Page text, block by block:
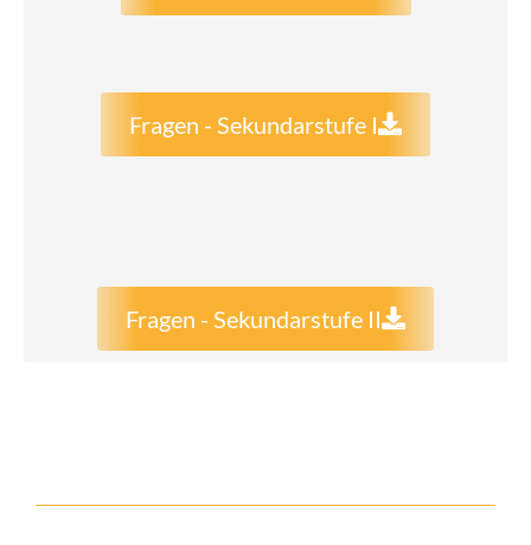
Fragen - Sekundarstufe I
Fragen - Sekundarstufe II